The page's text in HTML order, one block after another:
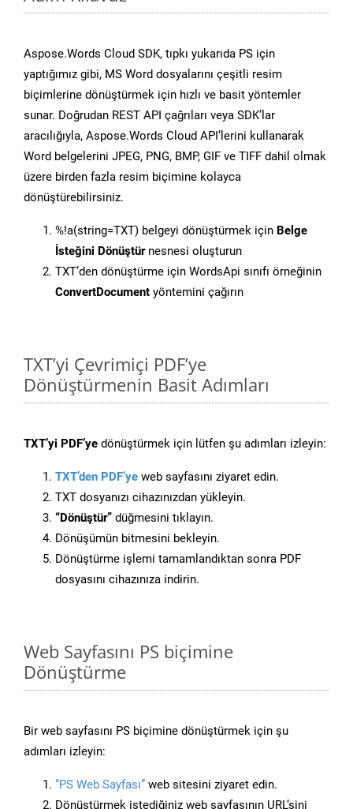
Aspose.Words Cloud SDK, tıpkı yukarıda PS için
yaptığımız gibi, MS Word dosyalarını çeşitli resim
biçimlerine dönüştürmek için hızlı ve basit yöntemler
sunar. Doğrudan REST API çağrıları veya SDK’lar
aracılığıyla, Aspose.Words Cloud API’lerini kullanarak
Word belgelerini JPEG, PNG, BMP, GIF ve TIFF dahil olmak
üzere birden fazla resim biçimine kolayca
dönüştürebilirsiniz.
%!a(string=TXT) belgeyi dönüştürmek için Belge
İsteğini Dönüştürnesnesi oluşturun
TXT’den dönüştürme için WordsApi sınıfı örneğinin
ConvertDocument yöntemini çağırın
TXT’yi Çevrimiçi PDF’ye
Dönüştürmenin Basit Adımları
TXT’yi PDF’ye dönüştürmek için lütfen şu adımları izleyin:
TXT’den PDF’ye web sayfasını ziyaret edin.
TXT dosyanızı cihazınızdan yükleyin.
“Dönüştür” düğmesini tıklayın.
Dönüşümün bitmesini bekleyin.
Dönüştürme işlemi tamamlandıktan sonra PDF
dosyasını cihazınıza indirin.
Web Sayfasını PS biçimine
Dönüştürme
Bir web sayfasını PS biçimine dönüştürmek için şu
adımları izleyin:
“PS Web Sayfası” web sitesini ziyaret edin.
Dönüştürmek istediğiniz web sayfasının URL’sini